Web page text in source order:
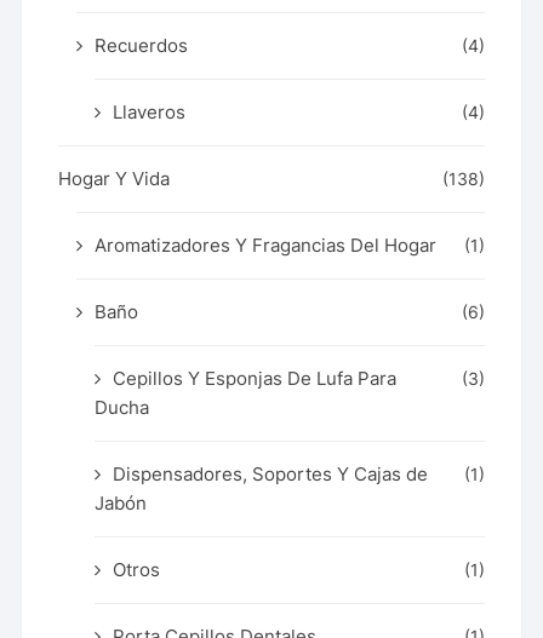
Recuerdos (4)
Llaveros (4)
Hogar Y Vida (138)
Aromatizadores Y Fragancias Del Hogar (1)
Baño (6)
Cepillos Y Esponjas De Lufa Para
Ducha
(3)
Dispensadores, Soportes Y Cajas de
Jabón
(1)
Otros (1)